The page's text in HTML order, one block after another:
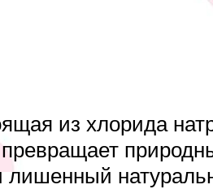
из хлорида